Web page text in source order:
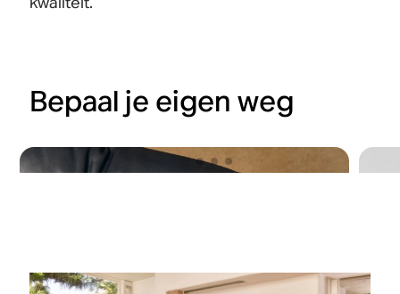
Bepaal je eigen weg